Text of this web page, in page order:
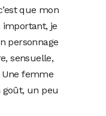
que mon
je
personnage
sensuelle,
femme
un peu